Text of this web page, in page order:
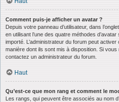
Comment puis-je afficher un avatar ?
Depuis votre panneau d’utilisateur, dans
en utilisant l’une des quatre méthodes
importé. L’administrateur du forum peut
manière dont ils sont mis à disposition. Si vous
contactez un administrateur du forum.
Haut
Qu’est-ce que mon rang et comment le
Les rangs, qui peuvent être associés au nom